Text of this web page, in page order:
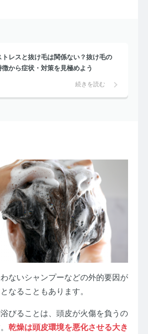
トレスと抜け毛は関係ない？抜け毛の
徴から症状・対策を見極めよう
続きを読む
ないシャンプーなどの外的要因が
なることもあります。
びることは、頭皮が火傷を負うの
乾燥は頭皮環境を悪化させる大き